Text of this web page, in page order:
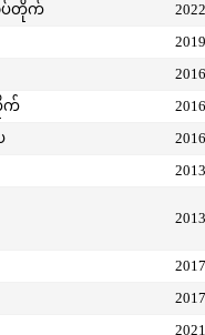
ပ်တိုက် 2022
2019
2016
က် 2016
2016
2013
2013
2017
2017
2021